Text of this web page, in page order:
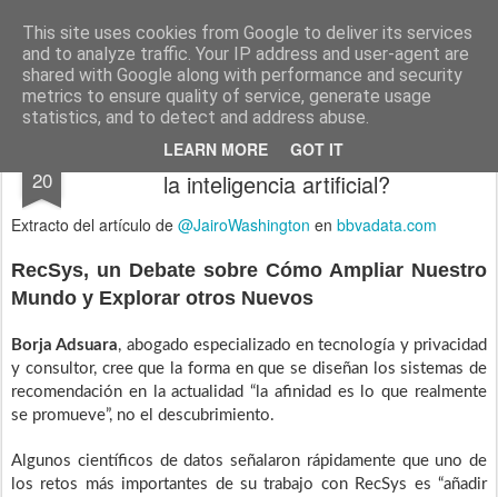
This site uses cookies from Google to deliver its services
and to analyze traffic. Your IP address and user-agent are
shared with Google along with performance and security
metrics to ensure quality of service, generate usage
statistics, and to detect and address abuse.
LEARN MORE GOT IT
menos tecnología y más pedagogía conceptos y reflexiones sobre la sociedad de la información
Pages
20
¿Qué es una recomendación en la era de
la inteligencia artificial?
Extracto del artículo de @JairoWashington en bbvadata.com
RecSys, un Debate sobre Cómo Ampliar Nuestro
Mundo y Explorar otros Nuevos
Borja Adsuara, abogado especializado en tecnología y privacidad
y consultor, cree que la forma en que se diseñan los sistemas de
recomendación en la actualidad “la afinidad es lo que realmente
se promueve”, no el descubrimiento.
Algunos científicos de datos señalaron rápidamente que uno de
los retos más importantes de su trabajo con RecSys es “añadir